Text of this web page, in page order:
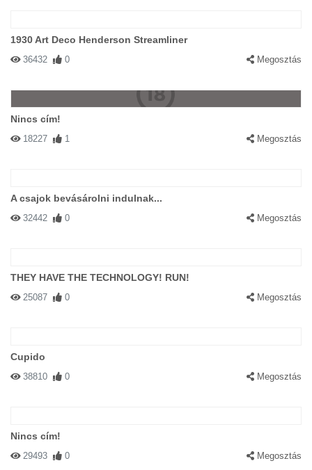
1930 Art Deco Henderson Streamliner
36432 0 Megosztás
Nincs cím!
18227 1 Megosztás
A csajok bevásárolni indulnak...
32442 0 Megosztás
THEY HAVE THE TECHNOLOGY! RUN!
25087 0 Megosztás
Cupido
38810 0 Megosztás
Nincs cím!
29493 0 Megosztás